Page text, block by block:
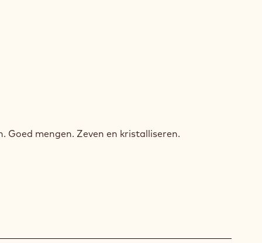
Goed mengen. Zeven en kristalliseren.